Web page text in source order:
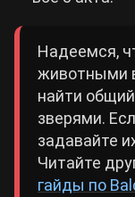
Надеемся,
животными
найти
зверями.
задавайте
Читайте
гайды по